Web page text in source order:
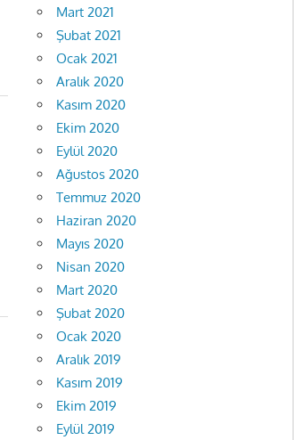
Mart 2021
Şubat 2021
Ocak 2021
Aralık 2020
Kasım 2020
Ekim 2020
Eylül 2020
Ağustos 2020
Temmuz 2020
Haziran 2020
Mayıs 2020
Nisan 2020
Mart 2020
Şubat 2020
Ocak 2020
Aralık 2019
Kasım 2019
Ekim 2019
Eylül 2019